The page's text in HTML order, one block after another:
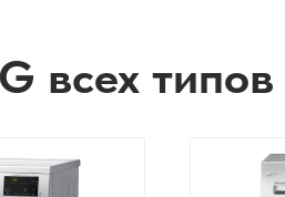
всех типов